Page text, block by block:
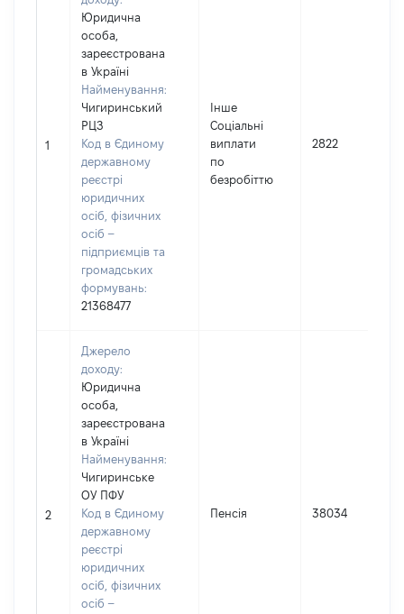
1
Юридична
особа,
зареєстрована
в Україні
Найменування:
Чигиринський
РЦЗ
Код в Єдиному
державному
реєстрі
юридичних
осіб, фізичних
осіб –
підприємців та
громадських
формувань:
21368477
Інше
Соціальні
виплати
по
безробіттю
2822
2
Джерело
доходу:
Юридична
особа,
зареєстрована
в Україні
Найменування:
Чигиринське
ОУ ПФУ
Код в Єдиному
державному
реєстрі
юридичних
осіб, фізичних
осіб –
Пенсія 38034